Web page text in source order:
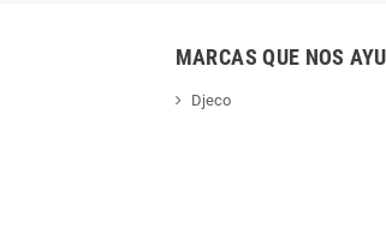
MARCAS QUE NOS
Djeco